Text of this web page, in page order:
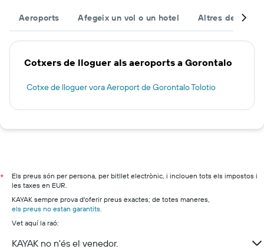
Aeroports Afegeix un vol o un hotel Altres
Cotxers de lloguer als aeroports a Gorontalo
Cotxe de lloguer vora Aeroport de Gorontalo Tolotio
*
Els preus són per persona, per bitllet electrònic, i inclouen tots els impostos i
les taxes en EUR.
KAYAK sempre prova d'oferir preus exactes; de totes maneres,
els preus no estan garantits.
Vet aquí la raó:
KAYAK no n'és el venedor.